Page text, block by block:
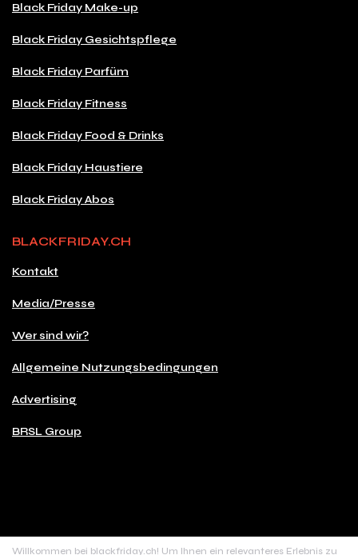
Black Friday Make-up
Black Friday Gesichtspflege
Black Friday Parfüm
Black Friday Fitness
Black Friday Food & Drinks
Black Friday Haustiere
Black Friday Abos
BLACKFRIDAY.CH
Kontakt
Media/Presse
Wer sind wir?
Allgemeine Nutzungsbedingungen
Advertising
BRSL Group
© 2026 Copyright blackfriday.ch
Willkommen bei blackfriday.ch! Um Ihnen ein relevanteres Erlebnis zu